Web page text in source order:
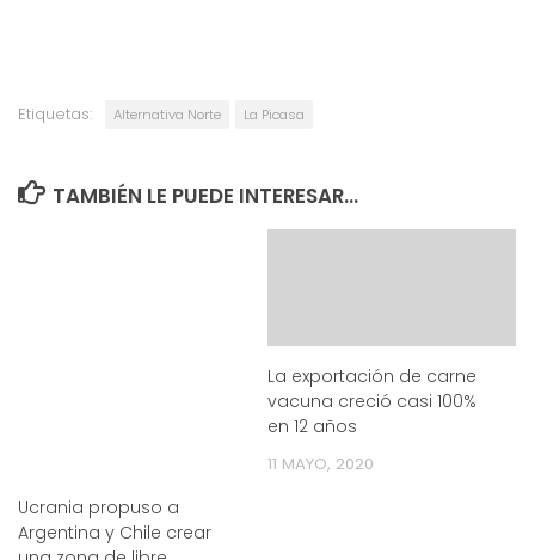
Etiquetas: Alternativa Norte La Picasa
TAMBIÉN LE PUEDE INTERESAR...
Ucrania propuso a
Argentina y Chile crear
La exportación de carne
vacuna creció casi 100%
en 12 años
11 MAYO, 2020